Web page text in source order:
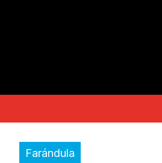
Farándula